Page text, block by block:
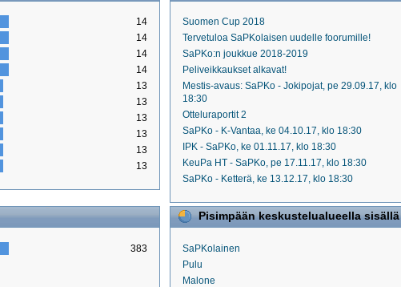
14
14
14
14
13
13
13
13
13
13
Suomen Cup 2018
Tervetuloa SaPKolaisen uudelle foorumille!
SaPKo:n joukkue 2018-2019
Peliveikkaukset alkavat!
Mestis-avaus: SaPKo - Jokipojat, pe 29.09.17, klo
18:30
Otteluraportit 2
SaPKo - K-Vantaa, ke 04.10.17, klo 18:30
IPK - SaPKo, ke 01.11.17, klo 18:30
KeuPa HT - SaPKo, pe 17.11.17, klo 18:30
SaPKo - Ketterä, ke 13.12.17, klo 18:30
383
Pisimpään keskustelualueella sisällä
SaPKolainen
Pulu
Malone